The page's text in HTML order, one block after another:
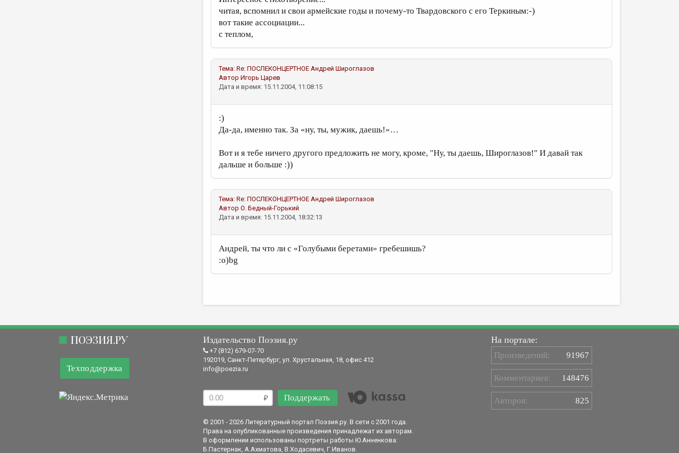
читая, вспомнил и свои армейские годы и почему-то Твардовского с его Теркиным:-)
вот такие ассоциации...
с теплом,
Тема: Re: ПОСЛЕКОНЦЕРТНОЕ Андрей Широглазов
Автор Игорь Царев
Дата и время: 15.11.2004, 11:08:15
:)
Да-да, именно так. За «ну, ты, мужик, даешь!»…
Вот и я тебе ничего другого предложить не могу, кроме, "Ну, ты даешь, Широглазов!" И давай так
дальше и больше :))
Тема: Re: ПОСЛЕКОНЦЕРТНОЕ Андрей Широглазов
Автор О. Бедный-Горький
Дата и время: 15.11.2004, 18:32:13
Андрей, ты что ли с «Голубыми беретами» гребешишь?
:о)bg
ПОЭЗИЯ.РУ
Техподдержка
Издательство Поэзия.ру
+7 (812) 679-07-70
192019, Санкт-Петербург, ул. Хрустальная, 18, офис 412
info@poezia.ru
Поддержать
© 2001 - 2026 Литературный портал Поэзия.ру. В сети с 2001 года.
Права на опубликованные произведения принадлежат их авторам.
В оформлении использованы портреты работы Ю.Анненкова:
Б.Пастернак, А.Ахматова, В.Ходасевич, Г.Иванов.
На портале:
Произведений: 91967
Комментариев: 148476
Авторов: 825